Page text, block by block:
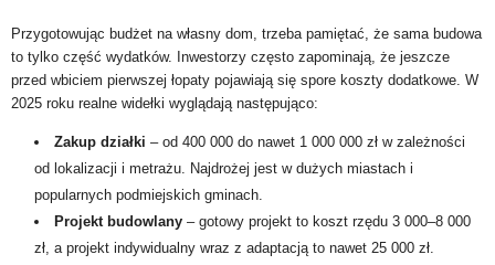
Przygotowując budżet na własny dom, trzeba pamiętać, że sama budowa
to tylko część wydatków. Inwestorzy często zapominają, że jeszcze
przed wbiciem pierwszej łopaty pojawiają się spore koszty dodatkowe. W
2025 roku realne widełki wyglądają następująco:
Zakup działki – od 400 000 do nawet 1 000 000 zł w zależności
od lokalizacji i metrażu. Najdrożej jest w dużych miastach i
popularnych podmiejskich gminach.
Projekt budowlany – gotowy projekt to koszt rzędu 3 000–8 000
zł, a projekt indywidualny wraz z adaptacją to nawet 25 000 zł.